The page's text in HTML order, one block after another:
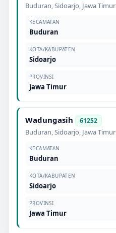
Buduran,Sidoarjo, Jawa Timur
KECAMATAN
Buduran
KOTA/KABUPATEN
Sidoarjo
PROVINSI
Jawa Timur
Wadungasih 61252
Buduran,Sidoarjo, Jawa Timur
KECAMATAN
Buduran
KOTA/KABUPATEN
Sidoarjo
PROVINSI
Jawa Timur